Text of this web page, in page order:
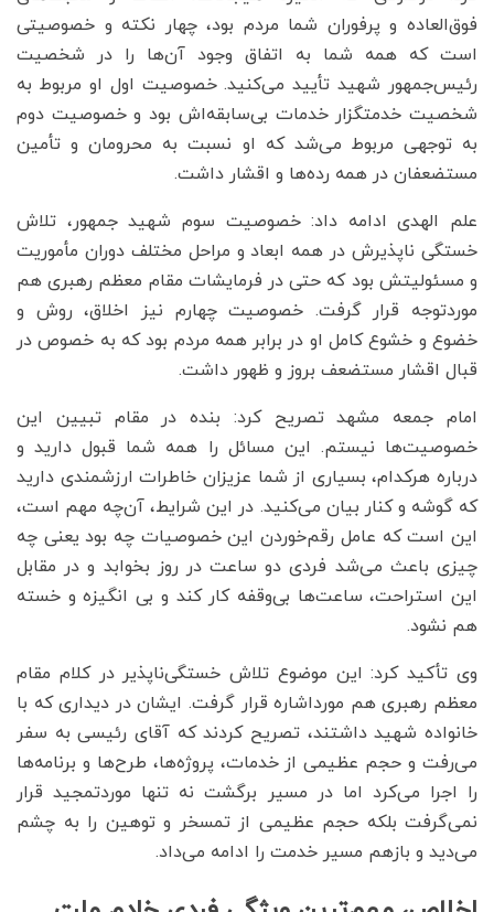
فوق‌العاده و پرفوران شما مردم بود، چهار نکته و خصوصیتی
است که همه شما به اتفاق وجود آن‌ها را در شخصیت
رئیس‌جمهور شهید تأیید می‌کنید. خصوصیت اول او مربوط به
شخصیت خدمتگزار خدمات بی‌سابقه‌اش بود و خصوصیت دوم
به توجهی مربوط می‌شد که او نسبت به محرومان و تأمین
مستضعفان در همه رده‌ها و اقشار داشت.
علم الهدی ادامه داد: خصوصیت سوم شهید جمهور، تلاش
خستگی ناپذیرش در همه ابعاد و مراحل مختلف دوران مأموریت
و مسئولیتش بود که حتی در فرمایشات مقام معظم رهبری هم
موردتوجه قرار گرفت. خصوصیت چهارم نیز اخلاق، روش و
خضوع و خشوع کامل او در برابر همه مردم بود که به خصوص در
قبال اقشار مستضعف بروز و ظهور داشت.
امام جمعه مشهد تصریح کرد: بنده در مقام تبیین این
خصوصیت‌ها نیستم. این مسائل را همه شما قبول دارید و
درباره هرکدام، بسیاری از شما عزیزان خاطرات ارزشمندی دارید
که گوشه و کنار بیان می‌کنید. در این شرایط، آن‌چه مهم است،
این است که عامل رقم‌خوردن این خصوصیات چه بود یعنی چه
چیزی باعث می‌شد فردی دو ساعت در روز بخوابد و در مقابل
این استراحت، ساعت‌ها بی‌وقفه کار کند و بی انگیزه و خسته
هم نشود.
وی تأکید کرد: این موضوع تلاش خستگی‌ناپذیر در کلام مقام
معظم رهبری هم مورداشاره قرار گرفت. ایشان در دیداری که با
خانواده شهید داشتند، تصریح کردند که آقای رئیسی به سفر
می‌رفت و حجم عظیمی از خدمات، پروژه‌ها، طرح‌ها و برنامه‌ها
را اجرا می‌کرد اما در مسیر برگشت نه تنها موردتمجید قرار
نمی‌گرفت بلکه حجم عظیمی از تمسخر و توهین را به چشم
می‌دید و بازهم مسیر خدمت را ادامه می‌داد.